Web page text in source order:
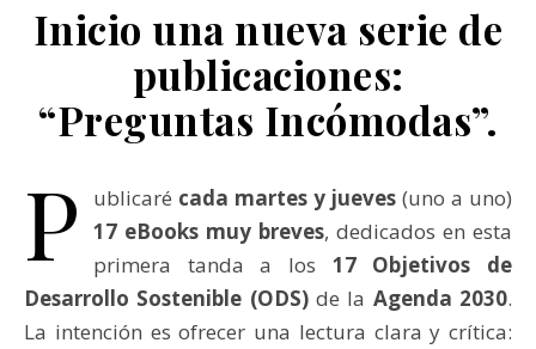
Inicio una nueva serie de
publicaciones:
“Preguntas Incómodas”.
P ublicaré cada martes y jueves (uno a uno)
17 eBooks muy breves, dedicados en esta
primera tanda a los 17 Objetivos de
Desarrollo Sostenible (ODS)de la Agenda 2030.
La intención es ofrecer una lectura clara y crítica: